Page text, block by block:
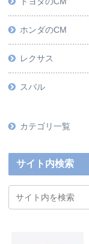
ホンダのCM
レクサス
スバル
カテゴリ一覧
サイト内検索